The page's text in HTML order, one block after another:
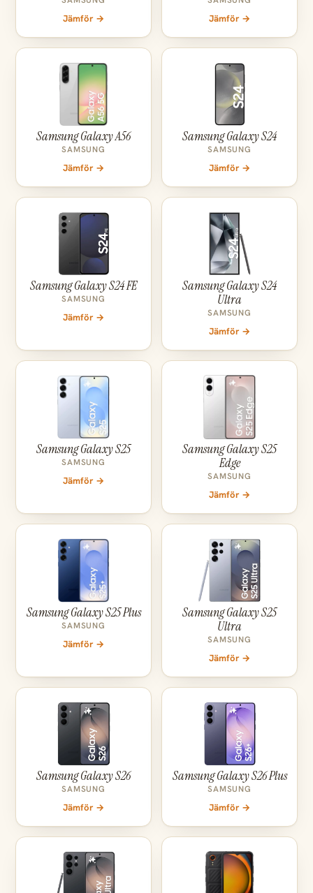
Jämför → Jämför →
Samsung Galaxy A56
SAMSUNG
Jämför →
Samsung Galaxy S24
SAMSUNG
Jämför →
Samsung Galaxy S24 FE
SAMSUNG
Jämför →
Samsung Galaxy S24
Ultra
SAMSUNG
Jämför →
Samsung Galaxy S25
SAMSUNG
Jämför →
Samsung Galaxy S25
Edge
SAMSUNG
Jämför →
Samsung Galaxy S25 Plus
SAMSUNG
Jämför →
Samsung Galaxy S25
Ultra
SAMSUNG
Jämför →
Samsung Galaxy S26
SAMSUNG
Jämför →
Samsung Galaxy S26 Plus
SAMSUNG
Jämför →